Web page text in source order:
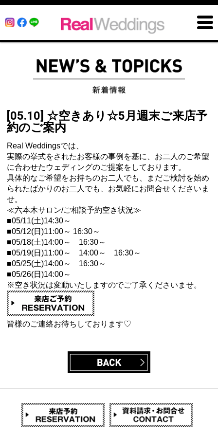
[05.10] ☆空きあり☆5月週末ご来店予
約のご案内
Real Weddingsでは、
実際の挙式をされたお客様の事例を基に、お二人のご希望
に合わせたウェディングのご提案をしております。
具体的なご希望をお持ちのお二人でも、まだご検討を始め
られたばかりのお二人でも、お気軽にお問合せくださいま
せ。
≪六本木サロン/ご相談予約空き状況≫
■05/11(土)14:30～
■05/12(日)11:00～ 16:30～
■05/18(土)14:00～ 16:30～
■05/19(日)11:00～ 14:00～ 16:30～
■05/25(土)14:00～ 16:30～
■05/26(日)14:00～
※空き状況は変動いたしますのでご了承くださいませ。
皆様のご連絡お待ちしております♡